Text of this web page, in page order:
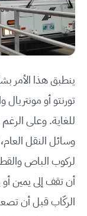
ينطبق هذا الأمر
تورنتو أو
للغاية. وعلى
وسائل النقل
لركوب الباص
أن تقف إلى يمين أو
الركّاب قبل أن